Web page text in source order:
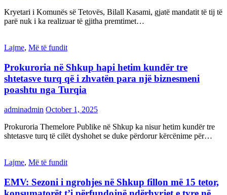
Kryetari i Komunës së Tetovës, Bilall Kasami, gjatë mandatit të tij të
parë nuk i ka realizuar të gjitha premtimet…
Lajme, Më të fundit
Prokuroria në Shkup hapi hetim kundër tre
shtetasve turq që i zhvatën para një biznesmeni
poashtu nga Turqia
adminadmin October 1, 2025
Prokuroria Themelore Publike në Shkup ka nisur hetim kundër tre
shtetasve turq të cilët dyshohet se duke përdorur kërcënime për…
Lajme, Më të fundit
EMV: Sezoni i ngrohjes në Shkup fillon më 15 tetor,